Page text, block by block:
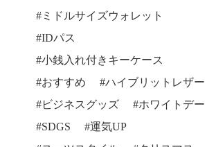
ミドルサイズウォレット
IDパス
小銭入れ付きキーケース
おすすめ
ハイブリットレザー
ビジネスグッズ
ホワイトデー
SDGS
運気UP